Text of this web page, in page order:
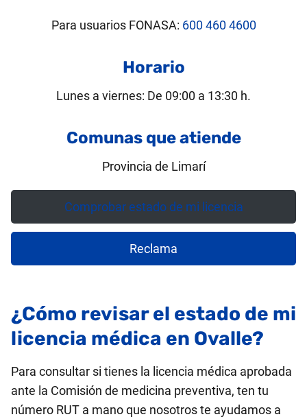
Para usuarios FONASA: 600 460 4600
Horario
Lunes a viernes: De 09:00 a 13:30 h.
Comunas que atiende
Provincia de Limarí
Comprobar estado de mi licencia
Reclama
¿Cómo revisar el estado de mi
licencia médica en Ovalle?
Para consultar si tienes la licencia médica aprobada
ante la Comisión de medicina preventiva, ten tu
número RUT a mano que nosotros te ayudamos a